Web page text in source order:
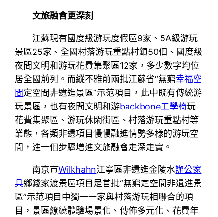
文旅融會更深刻
江蘇現有國度級游玩度假區9家、5A級游玩
景區25家、全國村落游玩重點村鎮50個、國度級
夜間文明和游玩花費集聚區12家，多少數字均位
居全國前列。而縱不雅前兩批江蘇省“無窮幸福空
間定空間非遺進景區”示范項目，此中既有傳統游
玩景區，也有夜間文明和游backbone工學椅玩
花費集聚區、游玩休閑街區、村落游玩重點村等
業態，各類非遺項目慢慢融進情勢多樣的游玩空
間，進一個步驟增進文旅融會走深走實。
南京市Wilkhahn江寧區非遺進金陵水辦公家
具鄉錢家渡景區項目是首批“無窮定空間非遺進景
區”示范項目中獨一一家與村落游玩相聯合的項
目，景區繚繞體驗場景化、傳佈多元化、花費年